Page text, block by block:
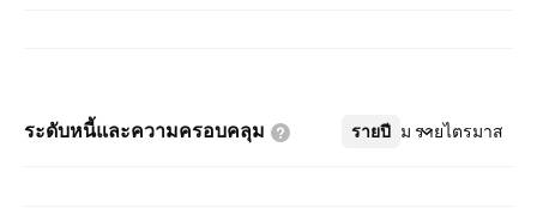
ระดับหนี้และความครอบคลุม รายปี รายไตรมาส
เพิ่มเติม